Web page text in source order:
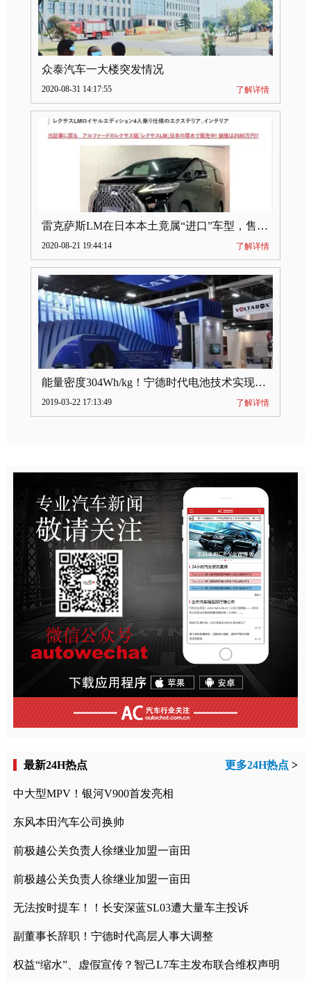
众泰汽车一大楼突发情况
2020-08-31 14:17:55 了解详情
雷克萨斯LM在日本本土竟属“进口”车型，售价2580万日元
2020-08-21 19:44:14 了解详情
能量密度304Wh/kg！宁德时代电池技术实现突破
2019-03-22 17:13:49 了解详情
最新24H热点 更多24H热点 >
中大型MPV！银河V900首发亮相
东风本田汽车公司换帅
前极越公关负责人徐继业加盟一亩田
前极越公关负责人徐继业加盟一亩田
无法按时提车！！长安深蓝SL03遭大量车主投诉
副董事长辞职！宁德时代高层人事大调整
权益“缩水”、虚假宣传？智己L7车主发布联合维权声明